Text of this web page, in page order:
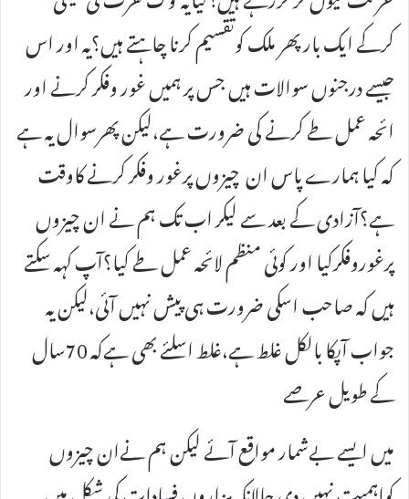
کرکے ایک بار پھر ملک کوتقسیم کرنا چاہتے ہیں؟یہ اور اس
جیسے درجنوں سوالات ہیں جس پر ہمیں غور وفکر کرنے اور
ائحہ عمل طے کرنے کی ضرورت ہے،لیکن پھرسوال یہ ہے
کہ کیا ہمارے پاس ان چیزوں پرغور وفکر کرنے کاوقت
ہے؟آزادی کے بعد سے لیکر اب تک ہم نے ان چیزوں
پرغوروفکرکیا اور کوئی منظم لائحہ عمل طے کیا؟آپ کہہ سکتے
ہیں کہ صاحب اسکی ضرورت ہی پیش نہیں آئی،لیکن یہ
جواب آپکا بالکل غلط ہے،غلط اسلئے بھی ہےکہ 70سال
کے طویل عرصے
میں ایسے بےشمار مواقع آئے لیکن ہم نےان چیزوں